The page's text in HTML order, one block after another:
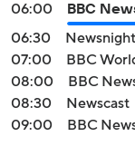
06:00
BBC
06:30
Newsnight
07:00
BBC
08:00
BBC
08:30
Newscast
09:00
BBC